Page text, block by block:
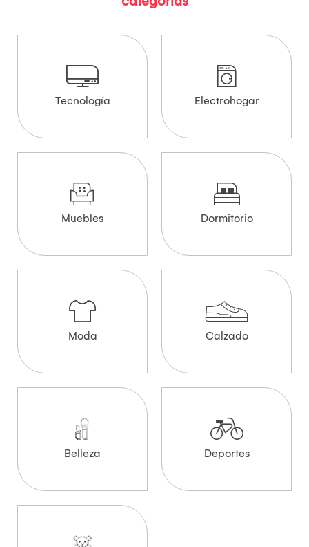
Tecnología Electrohogar
Muebles Dormitorio
Moda Calzado
Belleza Deportes